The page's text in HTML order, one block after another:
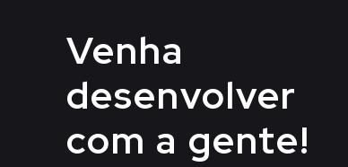
Venha
desenvolver
com a gente!